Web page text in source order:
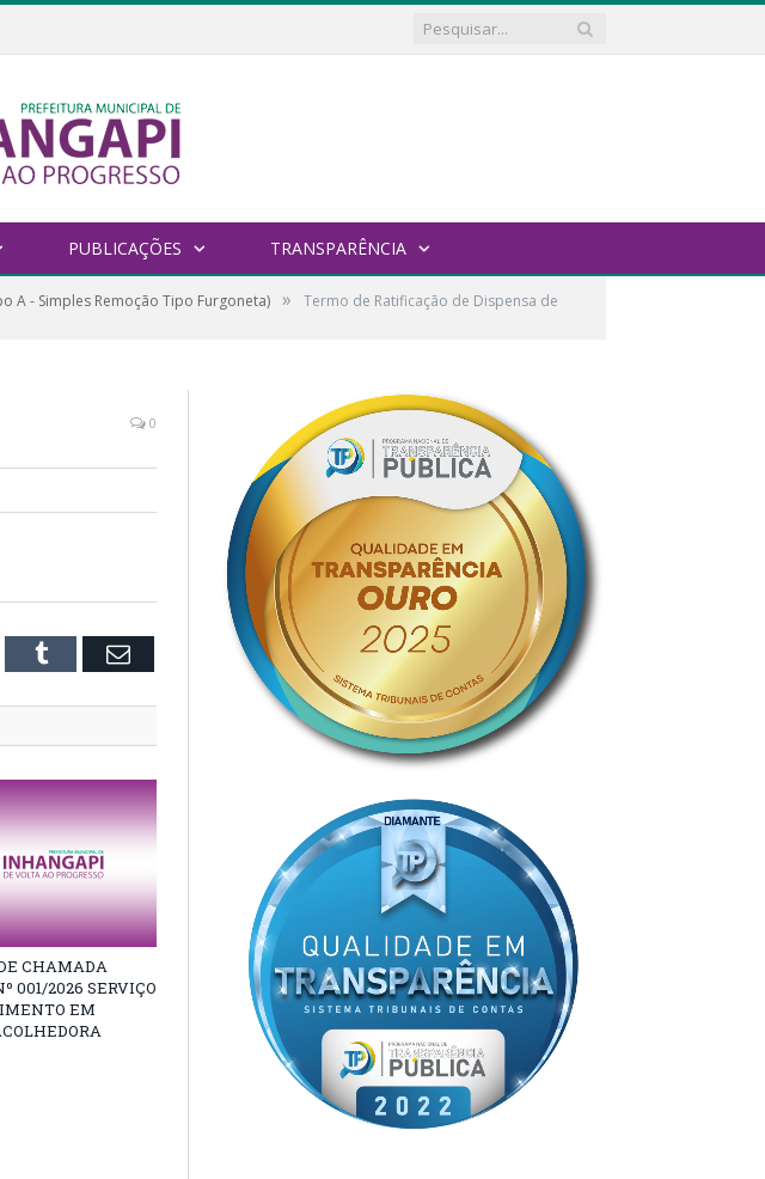
PUBLICAÇÕES TRANSPARÊNCIA
A - Simples Remoção Tipo Furgoneta) » Termo de Ratificação de Dispensa de
0
Tumblr Email
CHAMADA
001/2026 SERVIÇO
EM